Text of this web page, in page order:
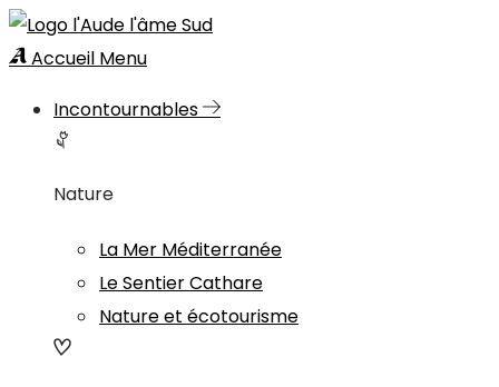
Accueil Menu
Incontournables
Nature
La Mer Méditerranée
Le Sentier Cathare
Nature et écotourisme